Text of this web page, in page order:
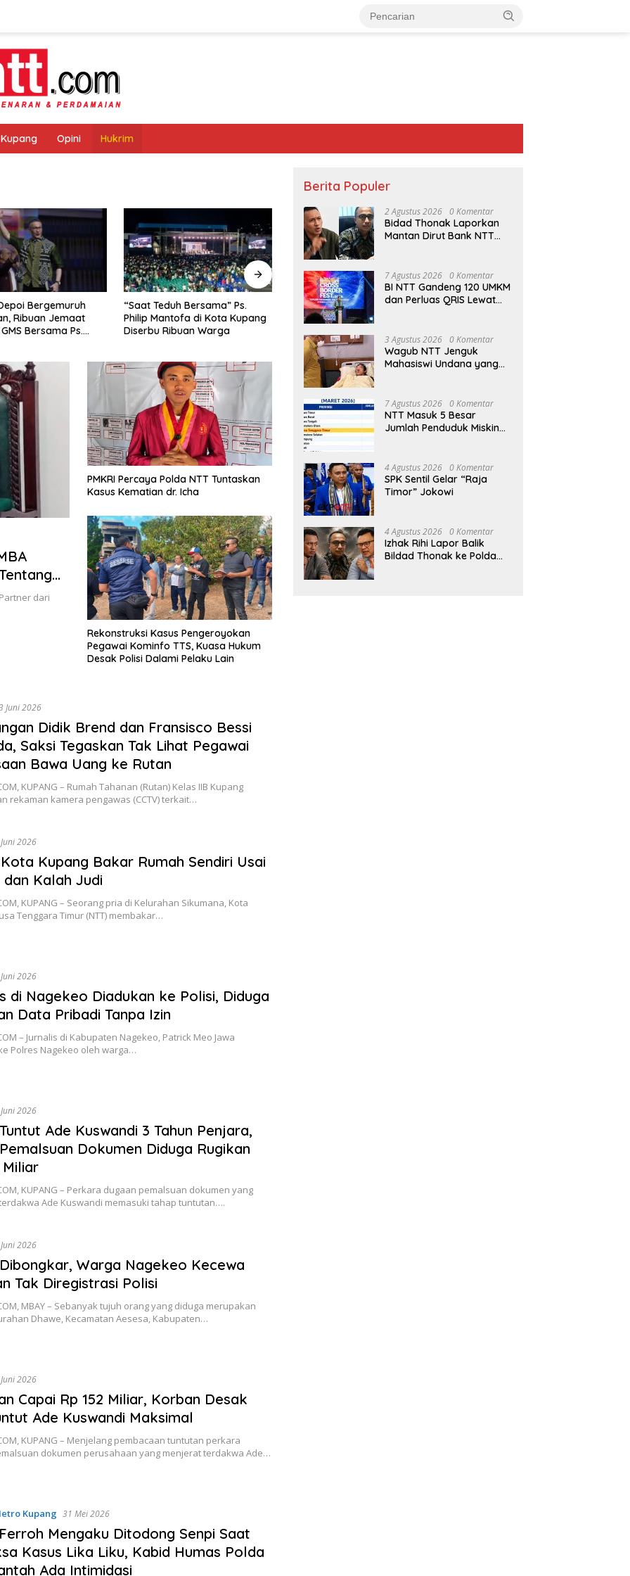
Opini Hukrim
Bersama” Ps.
di Kota Kupang
Warga
Pertamina Dukung Jamda
Pramuka NTT 2026, Booth
Bright Gas Jadi Pusat Edukasi
Reses Beny Selan di
Manutapen: Warga Usul
Sampah di Kecamatan Alak
NTT Masuk 5 Besar Jumlah
dari
PMKRI Percaya Polda NTT Tuntaskan
Kasus Kematian dr. Icha
Rekonstruksi Kasus Pengeroyokan
Pegawai Kominfo TTS, Kuasa Hukum
Desak Polisi Dalami Pelaku Lain
Juni 2026
Didik Brend dan Fransisco Bessi
Saksi Tegaskan Tak Lihat Pegawai
Bawa Uang ke Rutan
KUPANG – Rumah Tahanan (Rutan) Kelas IIB Kupang
rekaman kamera pengawas (CCTV) terkait…
2026
Kupang Bakar Rumah Sendiri Usai
dan Kalah Judi
KUPANG – Seorang pria di Kelurahan Sikumana, Kota
Tenggara Timur (NTT) membakar…
2026
di Nagekeo Diadukan ke Polisi, Diduga
Data Pribadi Tanpa Izin
– Jurnalis di Kabupaten Nagekeo, Patrick Meo Jawa
Polres Nagekeo oleh warga…
2026
Ade Kuswandi 3 Tahun Penjara,
Dokumen Diduga Rugikan
Miliar
KUPANG – Perkara dugaan pemalsuan dokumen yang
Ade Kuswandi memasuki tahap tuntutan….
2026
Warga Nagekeo Kecewa
Tak Diregistrasi Polisi
MBAY – Sebanyak tujuh orang yang diduga merupakan
Dhawe, Kecamatan Aesesa, Kabupaten…
2026
Capai Rp 152 Miliar, Korban Desak
Ade Kuswandi Maksimal
KUPANG – Menjelang pembacaan tuntutan perkara
dokumen perusahaan yang menjerat terdakwa Ade…
Kupang 31 Mei 2026
Mengaku Ditodong Senpi Saat
Kasus Lika Liku, Kabid Humas Polda
Ada Intimidasi
Berita Populer
2 Agustus 2026 0 Komentar
Bidad Thonak Laporkan
Mantan Dirut Bank NTT
7 Agustus 2026 0 Komentar
BI NTT Gandeng 120 UMKM
dan Perluas QRIS Lewat
3 Agustus 2026 0 Komentar
Wagub NTT Jenguk
Mahasiswi Undana yang
7 Agustus 2026 0 Komentar
NTT Masuk 5 Besar
Jumlah Penduduk Miskin
4 Agustus 2026 0 Komentar
SPK Sentil Gelar “Raja
Timor” Jokowi
4 Agustus 2026 0 Komentar
Izhak Rihi Lapor Balik
Bildad Thonak ke Polda